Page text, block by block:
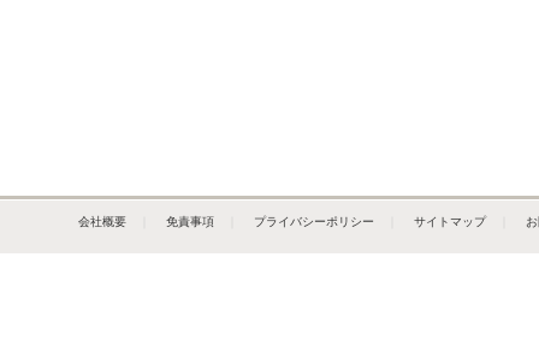
会社概要 免責事項 プライバシーポリシー サイトマップ｜